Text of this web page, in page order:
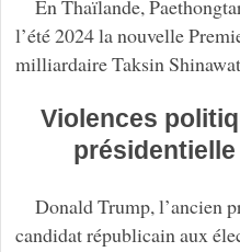
En Thaïlande,
l’été 2024 la nouvelle
milliardaire Taksin
Violences
Donald Trump, l’ancien
candidat républicain aux